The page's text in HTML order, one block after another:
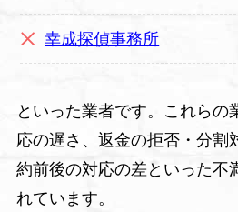
幸成探偵事務所
といった業者です。これらの
応の遅さ、返金の拒否・分割
約前後の対応の差といった不
れています。